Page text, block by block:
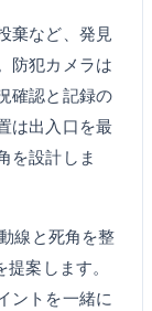
棄など、発見
防犯カメラは
確認と記録の
は出入口を最
を設計しま
線と死角を整
案します。
ントを一緒に